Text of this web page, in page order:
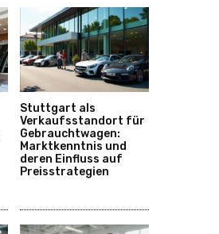
Stuttgart als
Verkaufsstandort für
Gebrauchtwagen:
Marktkenntnis und
deren Einfluss auf
Preisstrategien